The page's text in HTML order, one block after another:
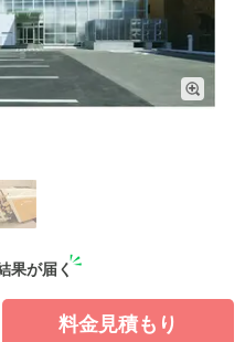
徒歩6分とアクセス良好で
果が届く
料金見積もり